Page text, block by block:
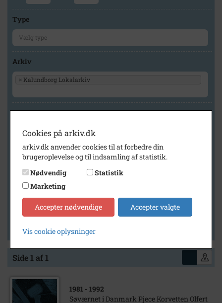
Type
Arkiv
× Kalundborg Lokalarkiv
Geografi
Generelt
Vis kun med billeder
Vis kun med filmklip
Vis kun med lydklip
Vis kun med kilder
Vis kun med geo-tag
Side 1 af 1
1981 - 1992
Søværnet i Danmark Pjece Korvetten Olfert
Cookies på arkiv.dk
arkiv.dk anvender cookies til at forbedre din
brugeroplevelse og til indsamling af statistik.
Nødvendig
Statistik
Marketing
Accepter nødvendige Accepter valgte
Vis cookie oplysninger